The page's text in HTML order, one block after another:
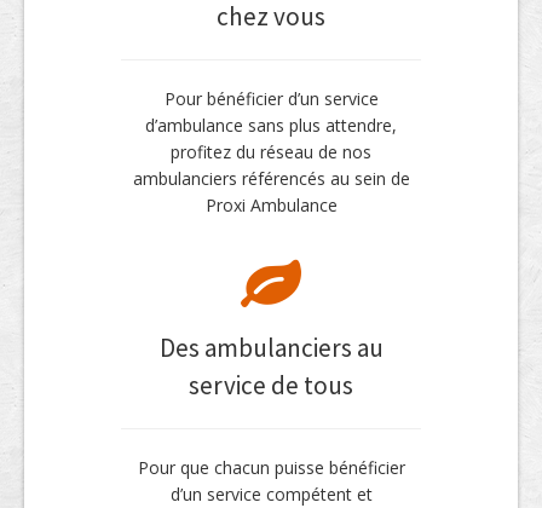
chez vous
Pour bénéficier d’un service
d’ambulance sans plus attendre,
profitez du réseau de nos
ambulanciers référencés au sein de
Proxi Ambulance
Des ambulanciers au
service de tous
Pour que chacun puisse bénéficier
d’un service compétent et